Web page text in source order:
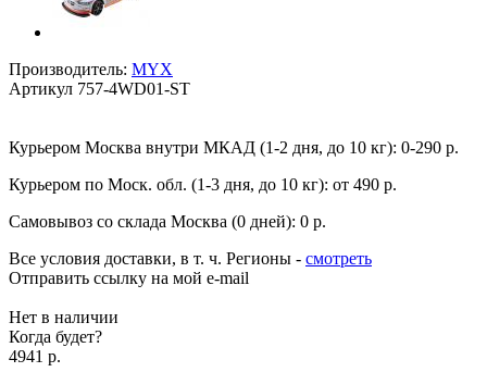
Производитель: MYX
Артикул 757-4WD01-ST
Курьером Москва внутри МКАД (1-2 дня, до 10 кг): 0-290 р.
Курьером по Моск. обл. (1-3 дня, до 10 кг): от 490 р.
Самовывоз со склада Москва (0 дней): 0 р.
Все условия доставки, в т. ч. Регионы - смотреть
Отправить ссылку на мой e-mail
Нет в наличии
Когда будет?
4941 р.